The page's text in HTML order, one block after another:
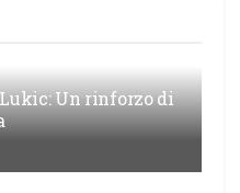
Un rinforzo di